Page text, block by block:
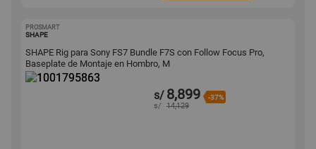
PROSMART
SHAPE
SHAPE Rig para Sony FS7 Bundle F7S con Follow Focus Pro,
Baseplate de Montaje en Hombro, M
s/ 8,899 -37%
s/ 14,129